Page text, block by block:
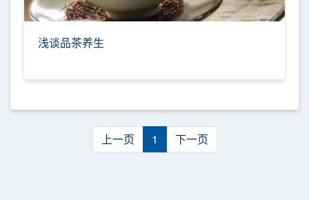
浅谈品茶养生
上一页 1 下一页